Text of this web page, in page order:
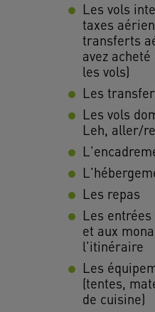
Les vols
taxes
transferts
avez
les vols)
Les
Les vols
Leh, aller/
Les repas
Les
et aux
l'itinéraire
Les
(tentes,
de cuisine)